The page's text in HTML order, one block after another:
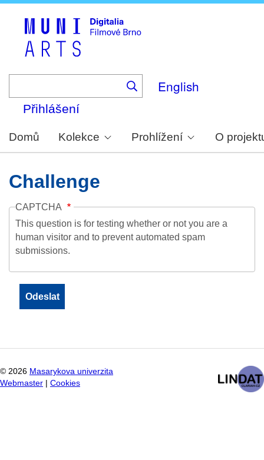
English
Přihlášení
Domů Kolekce Prohlížení O
Challenge
CAPTCHA
This question is for testing whether or not you are a
human visitor and to prevent automated spam
submissions.
© 2026 Masarykova univerzita
Webmaster
Cookies